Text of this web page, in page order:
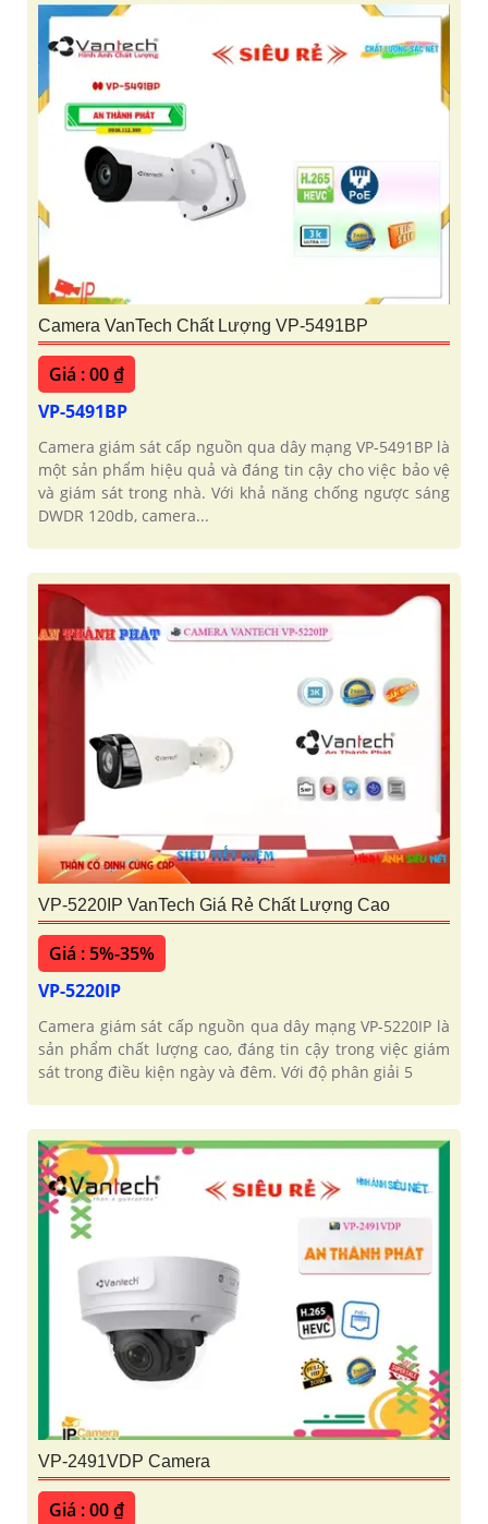
Camera VanTech Chất Lượng VP-5491BP
Giá : 00 ₫
VP-5491BP
Camera giám sát cấp nguồn qua dây mạng VP-5491BP là
một sản phẩm hiệu quả và đáng tin cậy cho việc bảo vệ
và giám sát trong nhà. Với khả năng chống ngược sáng
DWDR 120db, camera...
VP-5220IP VanTech Giá Rẻ Chất Lượng Cao
Giá : 5%-35%
VP-5220IP
Camera giám sát cấp nguồn qua dây mạng VP-5220IP là
sản phẩm chất lượng cao, đáng tin cậy trong việc giám
sát trong điều kiện ngày và đêm. Với độ phân giải 5
VP-2491VDP Camera
Giá : 00 ₫